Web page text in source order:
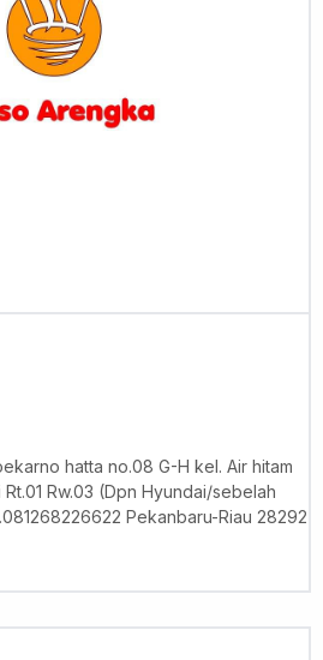
hatta no.08 G-H kel. Air hitam
Rw.03 (Dpn Hyundai/sebelah
Pekanbaru-Riau 28292